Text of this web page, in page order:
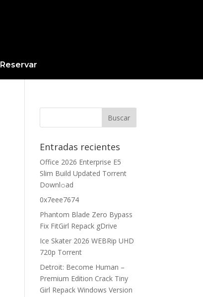
Reservar
Entradas recientes
Office 2026 Enterprise E5
Slim Build Updated Torrent
Downl𝚘аd
0x7eee7674
Phantom Blade Zero Bypass
Fix FitGirl Repack gDrive
Ice Skater 2026 WEBRip UHD
720p Torrent
Detroit: Become Human –
Premium Edition Crack Tiny
Girl Repack Windows Version